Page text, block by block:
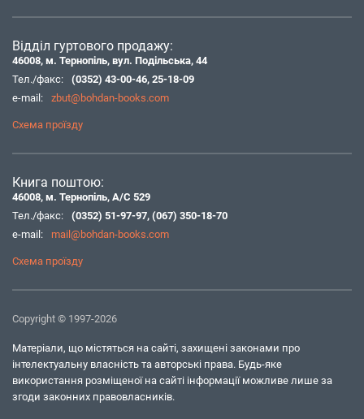
Відділ гуртового продажу:
46008, м. Тернопіль, вул. Подільська, 44
Тел./факс:
(0352) 43-00-46, 25-18-09
e-mail:
zbut@bohdan-books.com
Схема проїзду
Книга поштою:
46008, м. Тернопіль, А/С 529
Тел./факс:
(0352) 51-97-97, (067) 350-18-70
e-mail:
mail@bohdan-books.com
Схема проїзду
Copyright © 1997-2026
Матеріали, що містяться на сайті, захищені законами про
інтелектуальну власність та авторські права. Будь-яке
використання розміщеної на сайті інформації можливе лише за
згоди законних правовласників.